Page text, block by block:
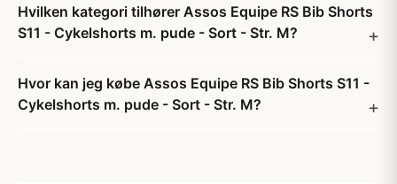
Hvilken kategori tilhører Assos Equipe RS Bib Shorts
S11 - Cykelshorts m. pude - Sort - Str. M?
Hvor kan jeg købe Assos Equipe RS Bib Shorts S11 -
Cykelshorts m. pude - Sort - Str. M?